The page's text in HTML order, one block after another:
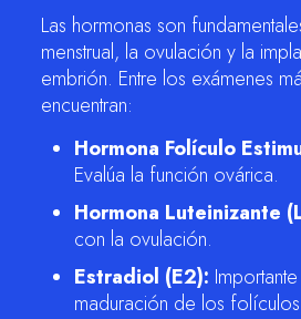
Las hormonas son
menstrual, la ovulación y la
embrión. Entre los exámenes
encuentran:
Hormona Folículo
Evalúa la función ovárica.
Hormona Luteinizante
con la ovulación.
Estradiol (E2):
maduración de los